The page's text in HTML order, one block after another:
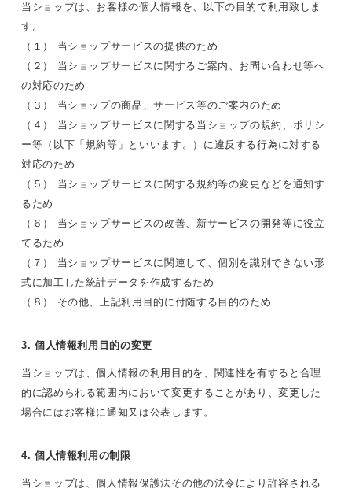
当ショップは、お客様の個人情報を、以下の目的で利用致しま
す。
（１） 当ショップサービスの提供のため
（２） 当ショップサービスに関するご案内、お問い合わせ等へ
の対応のため
（３） 当ショップの商品、サービス等のご案内のため
（４） 当ショップサービスに関する当ショップの規約、ポリシ
ー等（以下「規約等」といいます。）に違反する行為に対する
対応のため
（５） 当ショップサービスに関する規約等の変更などを通知す
るため
（６） 当ショップサービスの改善、新サービスの開発等に役立
てるため
（７） 当ショップサービスに関連して、個別を識別できない形
式に加工した統計データを作成するため
（８） その他、上記利用目的に付随する目的のため
3. 個人情報利用目的の変更
当ショップは、個人情報の利用目的を、関連性を有すると合理
的に認められる範囲内において変更することがあり、変更した
場合にはお客様に通知又は公表します。
4. 個人情報利用の制限
当ショップは、個人情報保護法その他の法令により許容される